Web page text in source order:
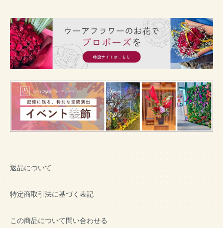
返品について
特定商取引法に基づく表記
この商品について問い合わせる